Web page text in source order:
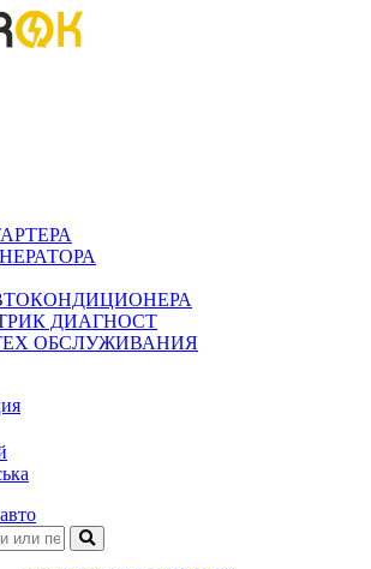
ДИАГНОСТ
ОБСЛУЖИВАНИЯ